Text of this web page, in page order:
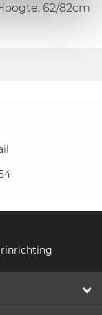
62/82cm